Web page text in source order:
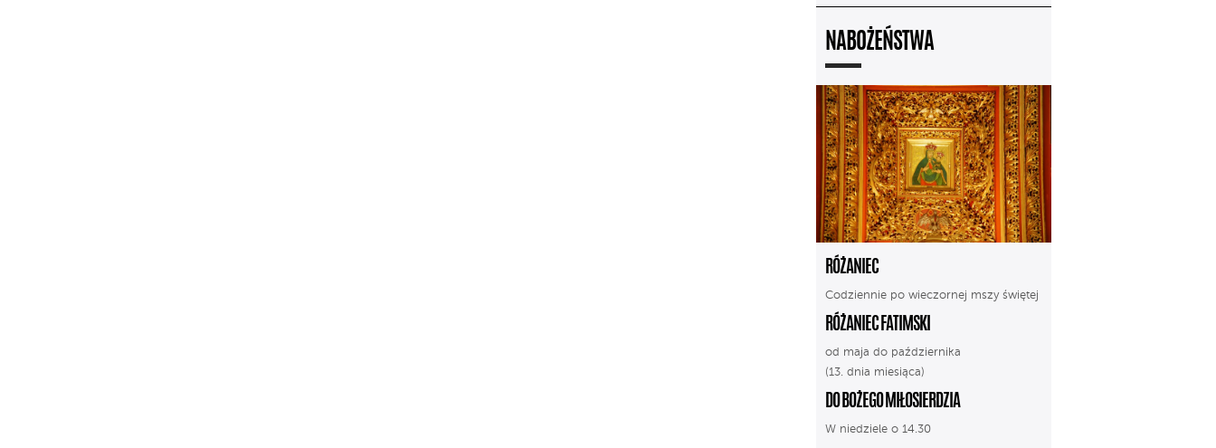
NABOŻEŃSTWA
RÓŻANIEC
Codziennie po wieczornej mszy świętej
RÓŻANIEC FATIMSKI
od maja do października
(13. dnia miesiąca)
DO BOŻEGO MIŁOSIERDZIA
W niedziele o 14.30